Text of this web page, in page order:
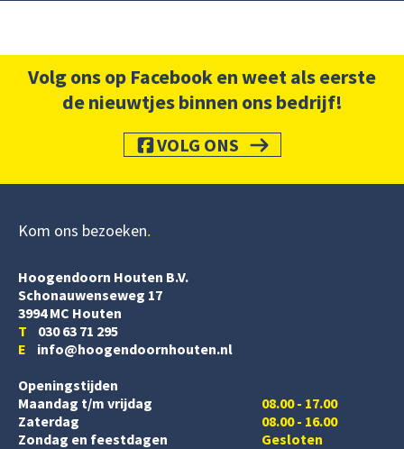
Volg ons op Facebook en weet als eerste
de nieuwtjes binnen ons bedrijf!
VOLG ONS
Kom ons bezoeken
Hoogendoorn Houten B.V.
Schonauwenseweg 17
3994 MC Houten
T 030 63 71 295
E info@hoogendoornhouten.nl
Openingstijden
Maandag t/m vrijdag
Zaterdag
08.00 - 17.00
08.00 - 16.00
Zondag en feestdagen
Gesloten